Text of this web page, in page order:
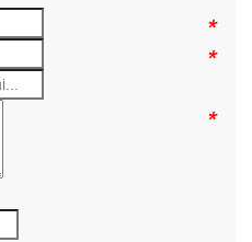
*
*
*